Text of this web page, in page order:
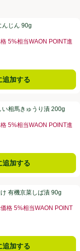
んじん 90g
5%相当WAON POINT進
】税抜表示価格 5%相当
追加する
相馬きゅうり漬 200g
5%相当WAON POINT進
】税抜表示価格 5%相当
追加する
有機京菜しば漬 90g
格 5%相当WAON POINT
ク】税抜表示価格 5%相
追加する